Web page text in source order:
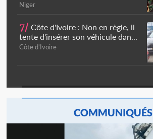
Niger
7/ Côte d'Ivoire : Non en règle, il
tente d'insérer son véhicule dan...
Côte d'Ivoire
COMMUNIQUÉS